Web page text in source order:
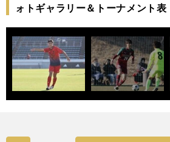
ォトギャラリー＆トーナメント表